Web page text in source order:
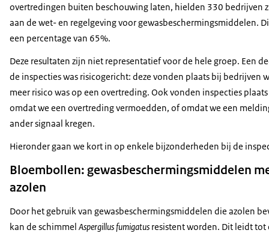
overtredingen buiten beschouwing laten, hielden 330 bedrijven
aan de wet- en regelgeving voor gewasbeschermingsmiddelen.
een percentage van 65%.
Deze resultaten zijn niet representatief voor de hele groep. Een
de inspecties was risicogericht: deze vonden plaats bij bedrijven
meer risico was op een overtreding. Ook vonden inspecties plaats
omdat we een overtreding vermoedden, of omdat we een
ander signaal kregen.
Hieronder gaan we kort in op enkele bijzonderheden bij de
Bloembollen: gewasbeschermingsmiddelen
azolen
Door het gebruik van gewasbeschermingsmiddelen die azolen
kan de schimmel Aspergillus fumigatus resistent worden. Dit leidt tot